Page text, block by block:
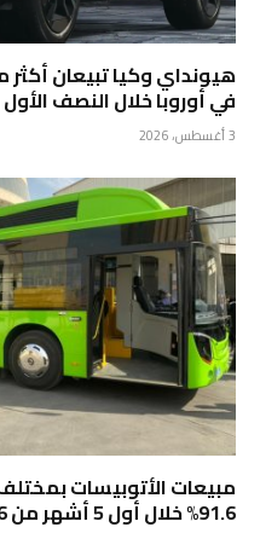
في أوروبا خلال النصف
3 أغسطس، 2026
مبيعات الأتوبيسات
91.6% خلال أول 5 أشهر من 2026